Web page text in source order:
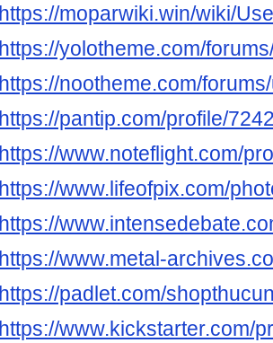
https://moparwiki.win/wiki/
https://yolotheme.com/
https://nootheme.com/
https://pantip.com/profile/
https://www.noteflight.com/
https://www.lifeofpix.com/
https://
https://www.metal-
https://padlet.com/
https://www.kickstarter.com/